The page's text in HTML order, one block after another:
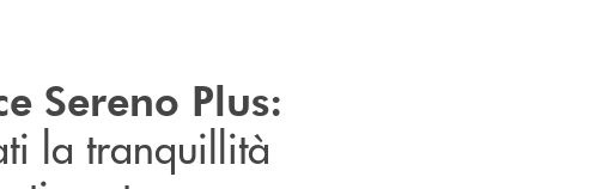
Sereno Plus:
la tranquillità